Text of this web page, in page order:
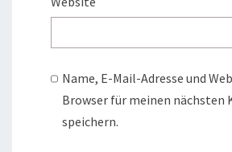
Name, E-Mail-Adresse und
Browser für meinen nächsten
speichern.